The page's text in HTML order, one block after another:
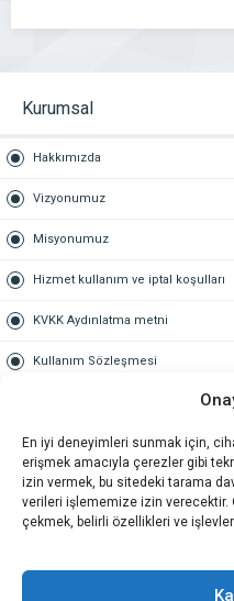
En iyi deneyimleri sunmak için,
erişmek amacıyla çerezler gibi
izin vermek, bu sitedeki tarama
verileri işlememize izin verecektir.
çekmek, belirli özellikleri ve
Kurumsal
Hakkımızda
Vizyonumuz
Misyonumuz
Hizmet kullanım ve iptal koşulları
KVKK Aydınlatma metni
Kullanım Sözleşmesi
Gold üyelik nedir
Kariyer